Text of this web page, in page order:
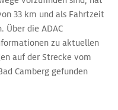
33 km und als Fahrtzeit
Über die ADAC
zu aktuellen
auf der Strecke vom
Camberg gefunden